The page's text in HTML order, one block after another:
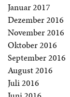
Januar 2017
Dezember 2016
November 2016
Oktober 2016
September 2016
August 2016
Juli 2016